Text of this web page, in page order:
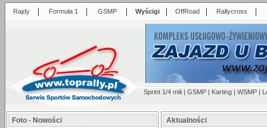
Rajdy | Formuła 1 | GSMP | Wyścigi | OffRoad | Rallycross |
Sprint 1/4 mili | GSMP | Karting | WSMP |
Foto - Nowości Aktualności